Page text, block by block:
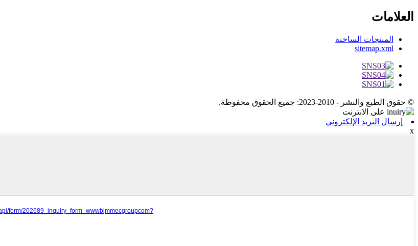
العلامات
المنتجات الساخنة
sitemap.xml
© حقوق الطبع والنشر - 2010-2023: جميع الحقوق محفوظة.
إرسال البريد الإلكتروني
x